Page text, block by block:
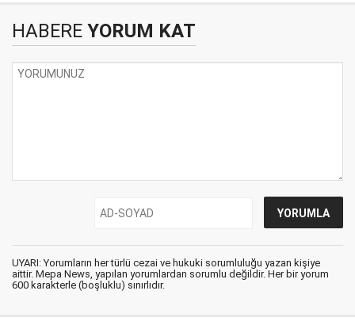
HABERE YORUM KAT
UYARI: Yorumların her türlü cezai ve hukuki sorumluluğu yazan kişiye
aittir. Mepa News, yapılan yorumlardan sorumlu değildir. Her bir yorum
600 karakterle (boşluklu) sınırlıdır.